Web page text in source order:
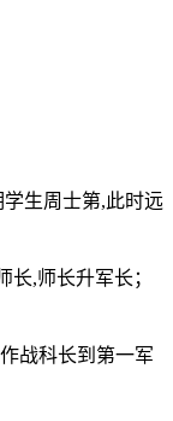
生周士第,此时远
,师长升军长；
战科长到第一军